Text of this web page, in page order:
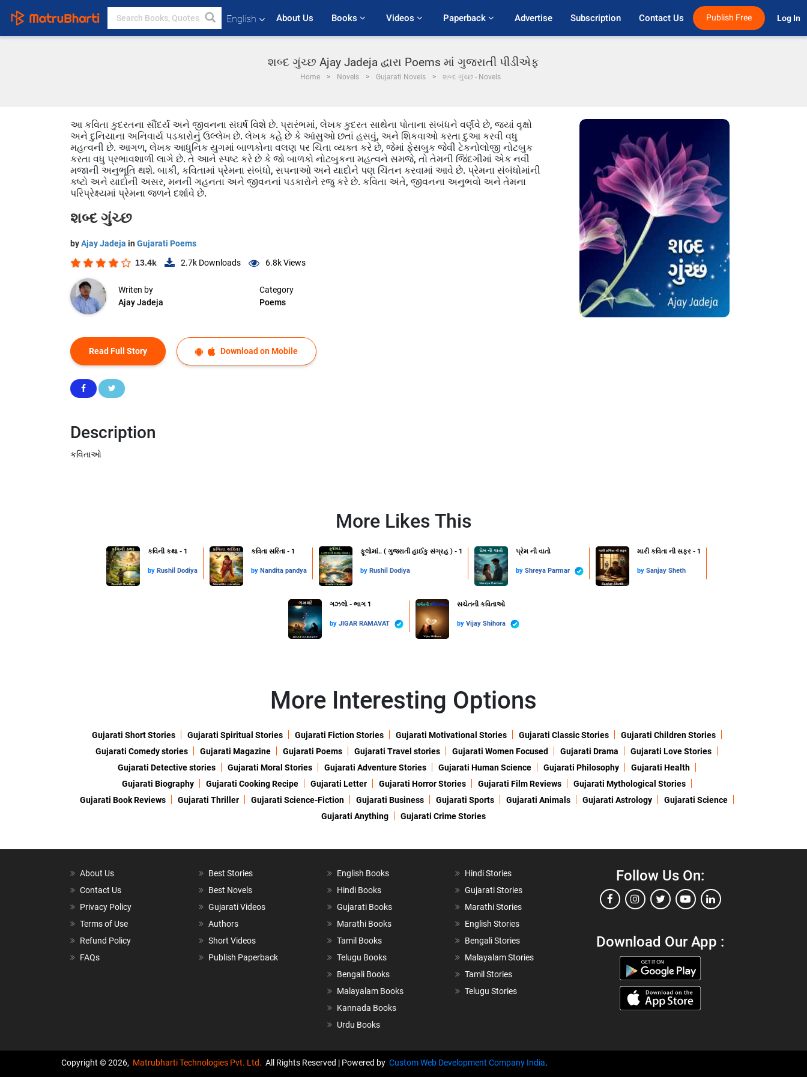
English About Us Books Videos Paperback Advertise Subscription Contact Us Publish Free Log In
શબ્દ ગુંચ્છ Ajay Jadeja દ્વારા Poems માં ગુજરાતી પીડીએફ
Home Novels Gujarati Novels શબ્દ ગુંચ્છ - Novels
આ કવિતા કુદરતના સૌંદર્ય અને જીવનના સંઘર્ષ વિશે છે. પ્રારંભમાં, લેખક કુદરત સાથેના પોતાના સંબંધને વર્ણવે છે, જ્યાં વૃક્ષો
અને દુનિયાના અનિવાર્ય પડકારોનું ઉલ્લેખ છે. લેખક કહે છે કે આંસુઓ છતાં હસવું, અને શિકવાઓ કરતા દુઆ કરવી વધુ
મહત્વની છે. આગળ, લેખક આધુનિક યુગમાં બાળકોના વલણ પર ચિંતા વ્યક્ત કરે છે, જેમાં ફેસબુક જેવી ટેકનોલોજી નોટબુક
કરતા વધુ પ્રભાવશાળી લાગે છે. તે આને સ્પષ્ટ કરે છે કે જો બાળકો નોટબુકના મહત્વને સમજે, તો તેમની જિંદગીમાં એક નવી
મજાની અનુભૂતિ થશે. બાકી, કવિતામાં પ્રેમના સંબંધો, સપનાઓ અને યાદોને પણ ચિંતન કરવામાં આવે છે. પ્રેમના સંબંધોમાંની
કષ્ટો અને યાદોની અસર, મનની ગહનતા અને જીવનનાં પડકારોને રજુ કરે છે. કવિતા અંતે, જીવનના અનુભવો અને તેમના
પરિપ્રેક્ષ્યમાં પ્રેમના જળને દર્શાવે છે.
શબ્દ ગુંચ્છ
byAjay Jadeja in Gujarati Poems
13.4k 2.7k Downloads 6.8kViews
Writen by
Ajay Jadeja
Category
Poems
Read Full Story Download on Mobile
Description
કવિતાઓ
More Likes This
કવિની કથા - 1
by Rushil Dodiya
કવિતા સરિતા - 1
by Nandita pandya
ફૂલોમાં.. ( ગુજરાતી હાઈકુ સંગ્રહ ) - 1
by Rushil Dodiya
પ્રેમ ની વાતો
by Shreya Parmar
મારી કવિતા ની સફર - 1
by Sanjay Sheth
ગઝલો - ભાગ 1
by JIGAR RAMAVAT
સચેતની કવિતાઓ
by Vijay Shihora
More Interesting Options
Gujarati Short Stories Gujarati Spiritual Stories Gujarati Fiction Stories Gujarati Motivational Stories Gujarati Classic Stories
Gujarati Children Stories
Gujarati Comedy stories
Gujarati Magazine Gujarati Poems Gujarati Travel stories Gujarati Women Focused Gujarati Drama
Gujarati Love Stories
Gujarati Detective stories
Gujarati Moral Stories Gujarati Adventure Stories Gujarati Human Science Gujarati Philosophy
Gujarati Health
Gujarati Biography
Gujarati Cooking Recipe Gujarati Letter Gujarati Horror Stories Gujarati Film Reviews
Gujarati Mythological Stories
Gujarati Book Reviews
Gujarati Thriller Gujarati Science-Fiction Gujarati Business Gujarati Sports Gujarati Animals Gujarati Astrology
Gujarati Science
Gujarati Anything
Gujarati Crime Stories
About Us
Contact Us
Privacy Policy
Terms of Use
Refund Policy
FAQs
Best Stories
Best Novels
Gujarati Videos
Authors
Short Videos
Publish Paperback
English Books
Hindi Books
Gujarati Books
Marathi Books
Tamil Books
Telugu Books
Bengali Books
Malayalam Books
Kannada Books
Urdu Books
Hindi Stories
Gujarati Stories
Marathi Stories
English Stories
Bengali Stories
Malayalam Stories
Tamil Stories
Telugu Stories
Follow Us On:
Download Our App :
Copyright © 2026, Matrubharti Technologies Pvt. Ltd. All Rights Reserved | Powered by Custom Web Development Company India.